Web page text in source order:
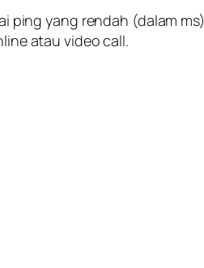
ping yang rendah (dalam ms)
atau video call.